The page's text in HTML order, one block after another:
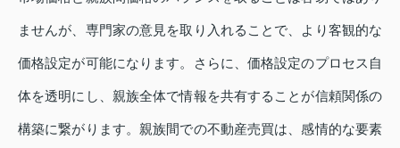
ませんが、専門家の意見を取り入れることで、より客観的な
価格設定が可能になります。さらに、価格設定のプロセス自
体を透明にし、親族全体で情報を共有することが信頼関係の
構築に繋がります。親族間での不動産売買は、感情的な要素